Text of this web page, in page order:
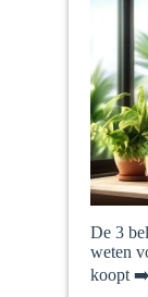
De 3
weten
koopt